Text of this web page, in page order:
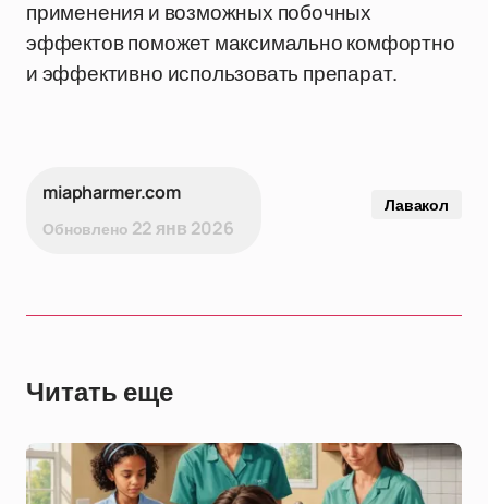
применения и возможных побочных
эффектов поможет максимально комфортно
и эффективно использовать препарат.
miapharmer.com
Обновлено 22 янв 2026
Лавакол
Читать еще